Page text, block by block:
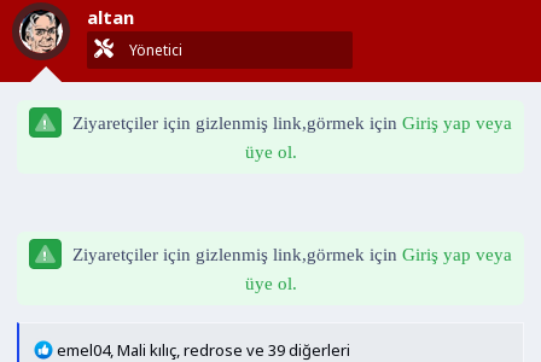
u
B
a
l
a
n
g
ı
t
i
altan
Yönetici
Ziyaretçiler için gizlenmiş link,görmek için Giriş yap veya
üye ol.
Ziyaretçiler için gizlenmiş link,görmek için Giriş yap veya
üye ol.
T
emel04, Mali kılıç redrose ve 39 diğerleri